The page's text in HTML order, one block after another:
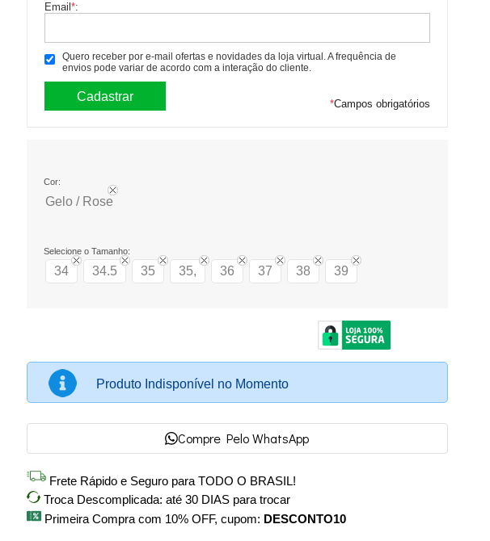
Email *:
Quero receber por e-mail ofertas e novidades da loja virtual. A frequência de
envios pode variar de acordo com a interação do cliente.
*Campos obrigatórios
Cor:
Gelo / Rose
Selecione o Tamanho:
34 34.5 35 35, 36 37 38 39
Produto Indisponível no Momento
Compre Pelo WhatsApp
Frete Rápido e Seguro para TODO O BRASIL!
Troca Descomplicada: até 30 DIAS para trocar
Primeira Compra com 10% OFF, cupom: DESCONTO10